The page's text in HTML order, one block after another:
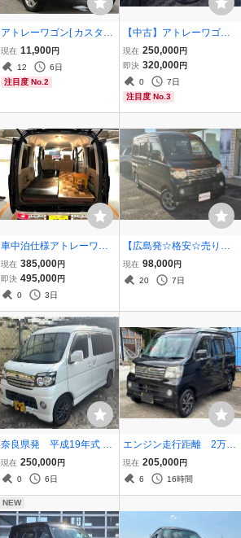
アトレーワゴン[ カスタム
RS/ ターボ/ 車検2年付/ 6
万キロ/純正アルミホイー
ル/ 24年製タイヤ/ 修復歴
無し/ ETC/ 低走行]
現在 11,900円
12
6日
注目度 No.2
【中古】アトレーワゴン
S320G 2WD AT 平成19年
式 走行距離約138,000km
車検令和8年9月 整備済 1
5AW バリ山
現在 250,000円
即決 320,000円
0
7日
注目度 No.3
車中泊仕様アトレーワゴ
ンカスタムRSターボ★車
検取立てR10年7月/走行9
0800km★ストラーダナビ
（走行中TV視聴OK）/諸
経費格安★快調/綺麗
現在 385,000円
即決 495,000円
0
3日
【広島発☆格安☆売り切
り】平成20年式 ダイハ
ツ アトレーワゴン カ
スタムターボ RS 車検
現在 98,000円
20
7日
奈良県発 平成19年式 ダ
イハツ アトレーワゴン ブ
ラックエディション 走
行距離5.3万キロ ター
ボ 禁煙車 車検R8年8
月24日
現在 250,000円
0
6日
エンジン走行距離 2万K
m H22年 後期 アトレ
ーワゴン カスタム タ
ーボ RS 4WD 車検有
現在 205,000円
6
16時間
NEW